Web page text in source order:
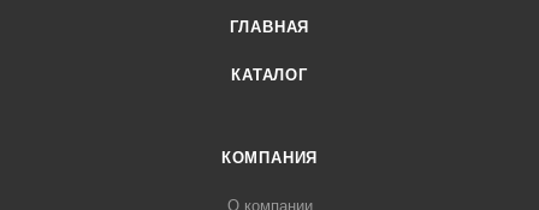
ГЛАВНАЯ
КАТАЛОГ
КОМПАНИЯ
О компании